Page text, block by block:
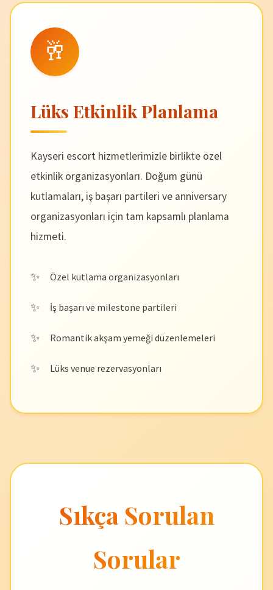
🥂
Lüks Etkinlik Planlama
Kayseri escort hizmetlerimizle birlikte özel
etkinlik organizasyonları. Doğum günü
kutlamaları, iş başarı partileri ve anniversary
organizasyonları için tam kapsamlı planlama
hizmeti.
Özel kutlama organizasyonları
İş başarı ve milestone partileri
Romantik akşam yemeği düzenlemeleri
Lüks venue rezervasyonları
Sıkça Sorulan
Sorular